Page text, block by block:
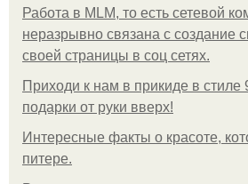
Работа в MLM, то есть сетевой
неразрывно связана с создание
своей страницы в соц сетях.
Приходи к нам в прикиде в стиле
подарки от руки вверх!
Интересные факты о красоте,
питере.